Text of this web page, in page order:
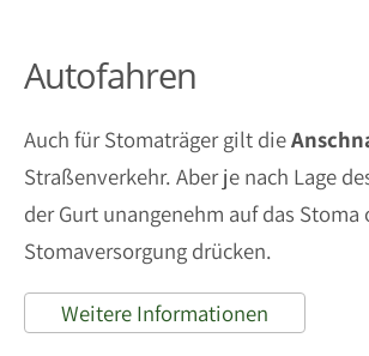
Autofahren
Auch für Stomaträger gilt die
Straßenverkehr. Aber je nach Lage
der Gurt unangenehm auf das Stoma
Stomaversorgung drücken.
Weitere Informationen